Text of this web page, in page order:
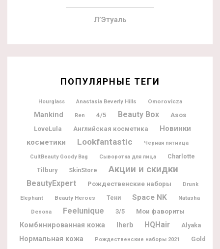
Л’Этуаль
ПОПУЛЯРНЫЕ ТЕГИ
Hourglass Anastasia Beverly Hills Omorovicza
Mankind Ren 4/5 Beauty Box
Asos
LoveLula
Английская косметика
Новинки
косметики
Lookfantastic Черная пятница
CultBeauty Goody Bag Сыворотка для лица
Charlotte
Tilbury
SkinStore Акции и скидки
BeautyExpert Рождественские наборы Drunk
Elephant Beauty Heroes Тени Space NK
Natasha
Denona
Feelunique 3/5
Мои фавориты
Комбинированная кожа
Iherb HQHair Alyaka
Нормальная кожа Рождественские наборы 2021
Gold